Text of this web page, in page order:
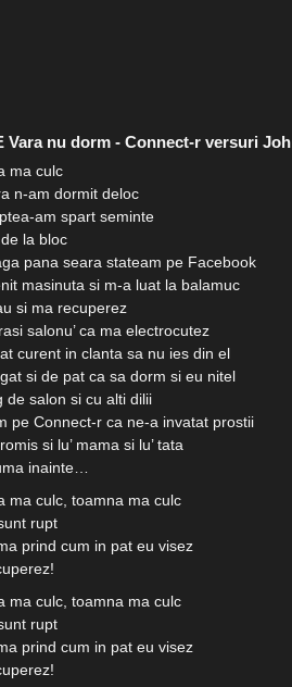
Vara nu dorm - Connect-r versuri
ma culc
n-am dormit deloc
am spart seminte
la bloc
pana seara stateam pe Facebook
masinuta si m-a luat la balamuc
si ma recuperez
salonu’ ca ma electrocutez
curent in clanta sa nu ies din el
si de pat ca sa dorm si eu nitel
de salon si cu alti dilii
pe Connect-r ca ne-a invatat prostii
si lu’ mama si lu’ tata
inainte…
ma culc, toamna ma culc
rupt
prind cum in pat eu visez
ma culc, toamna ma culc
rupt
prind cum in pat eu visez